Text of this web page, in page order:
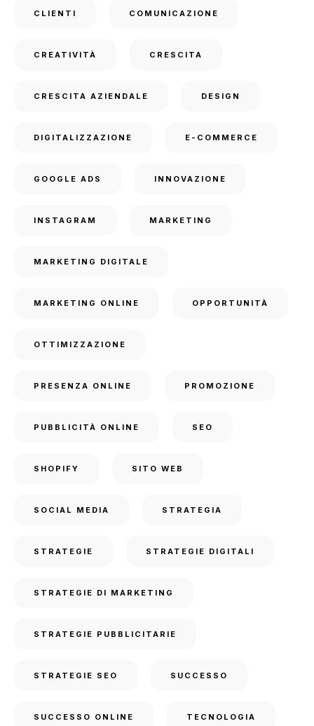
CLIENTI COMUNICAZIONE
CREATIVITÀ CRESCITA
CRESCITA AZIENDALE DESIGN
DIGITALIZZAZIONE E-COMMERCE
GOOGLE ADS INNOVAZIONE
INSTAGRAM MARKETING
MARKETING DIGITALE
MARKETING ONLINE OPPORTUNITÀ
OTTIMIZZAZIONE
PRESENZA ONLINE PROMOZIONE
PUBBLICITÀ ONLINE SEO
SHOPIFY SITO WEB
SOCIAL MEDIA STRATEGIA
STRATEGIE STRATEGIE DIGITALI
STRATEGIE DI MARKETING
STRATEGIE PUBBLICITARIE
STRATEGIE SEO SUCCESSO
SUCCESSO ONLINE TECNOLOGIA